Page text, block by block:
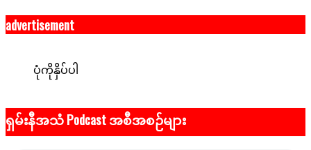
advertisement
ပုံကိုနှိပ်ပါ
ရှမ်းနီအသံ Podcast အစီအစဉ်များ